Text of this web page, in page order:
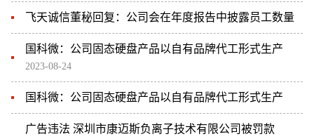
飞天诚信董秘回复：公司会在年度报告中披露员工数量
国科微：公司固态硬盘产品以自有品牌代工形式生产
2023-08-24
国科微：公司固态硬盘产品以自有品牌代工形式生产
广告违法 深圳市康迈斯负离子技术有限公司被罚款